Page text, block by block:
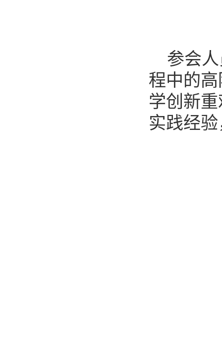
参会
程中的
学创新
实践经